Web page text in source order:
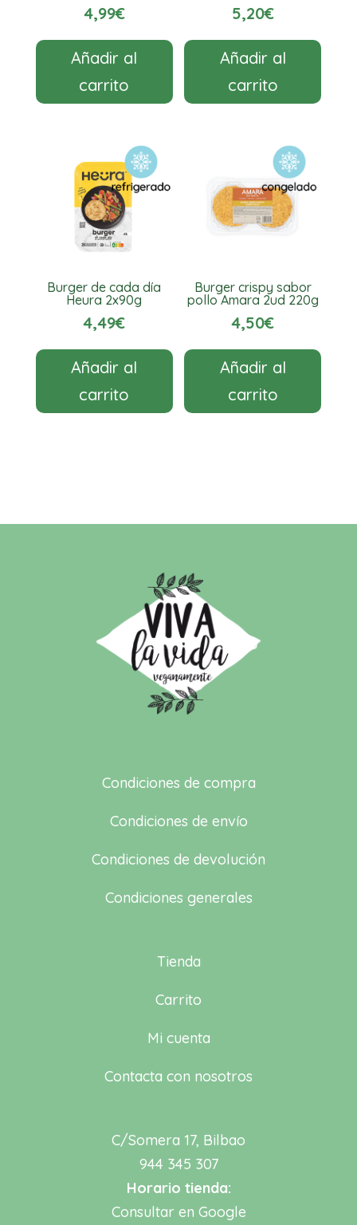
4,99€
Añadir al
carrito
5,20€
Añadir al
carrito
Burger de cada día
Heura 2x90g
4,49€
Añadir al
carrito
Burger crispy sabor
pollo Amara 2ud 220g
4,50€
Añadir al
carrito
Condiciones de compra
Condiciones de envío
Condiciones de devolución
Condiciones generales
Tienda
Carrito
Mi cuenta
Contacta con nosotros
C/Somera 17, Bilbao
944 345 307
Horario tienda:
Consultar en Google